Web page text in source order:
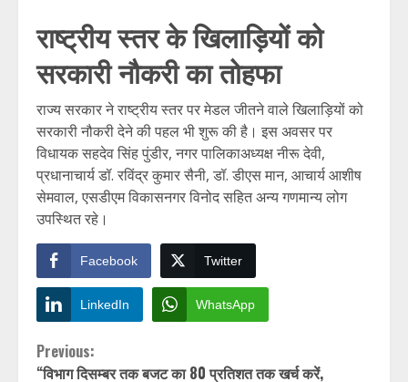
राष्ट्रीय स्तर के खिलाड़ियों को
सरकारी नौकरी का तोहफा
राज्य सरकार ने राष्ट्रीय स्तर पर मेडल जीतने वाले खिलाड़ियों को
सरकारी नौकरी देने की पहल भी शुरू की है। इस अवसर पर
विधायक सहदेव सिंह पुंडीर, नगर पालिकाअध्यक्ष नीरू देवी,
प्रधानाचार्य डॉ. रविंद्र कुमार सैनी, डॉ. डीएस मान, आचार्य आशीष
सेमवाल, एसडीएम विकासनगर विनोद सहित अन्य गणमान्य लोग
उपस्थित रहे।
Facebook Twitter
LinkedIn WhatsApp
Continue
Previous:
“विभाग दिसम्बर तक बजट का 80 प्रतिशत तक खर्च करें,